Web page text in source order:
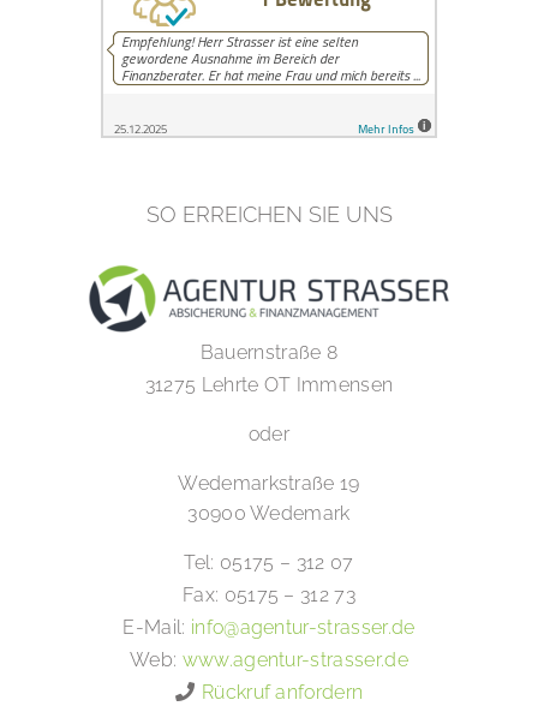
SO ERREICHEN SIE UNS
Bauernstraße 8
31275 Lehrte OT Immensen
oder
Wedemarkstraße 19
30900 Wedemark
Tel: 05175 – 312 07
Fax: 05175 – 312 73
E-Mail: info@agentur-strasser.de
Web: www.agentur-strasser.de
Rückruf anfordern